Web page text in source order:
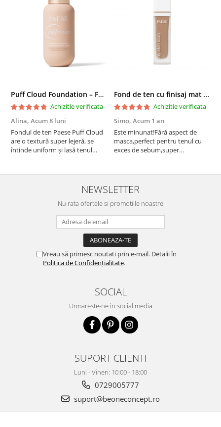
Puff Cloud Foundation – Fond de ten cu efect natural
Achizitie verificata
Alina, Acum 8 luni
Fondul de ten Paese Puff Cloud
are o textură super lejeră, se
întinde uniform și lasă tenul
rezistă bine toată ziua și nu
oxidează. Se simte ca o cremă
hidratantă pe piele. Un f...
Fond de ten cu finisaj mat si satinat, 3C ALMOND - 33 ml
Achizitie verificata
Simo, Acum 1 an
Este minunat!Fără aspect de
masca,perfect pentru tenul cu
exces de sebum,super
NEWSLETTER
Nu rata ofertele si promotiile noastre
Vreau să primesc noutati prin e-mail. Detalii în
Politica de Confidențialitate.
SOCIAL
Urmareste-ne in social media
SUPORT CLIENTI
Luni - Vineri: 10:00 - 18:00
0729005777
suport@beoneconcept.ro